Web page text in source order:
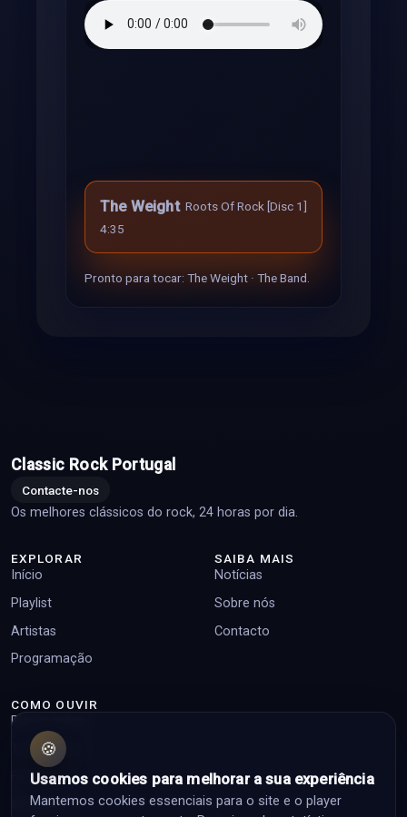
The Weight Roots Of Rock [Disc 1]
4:35
Pronto para tocar: The Weight · The Band.
Classic Rock Portugal
Contacte-nos
Os melhores clássicos do rock, 24 horas por dia.
EXPLORAR
Início
Playlist
Artistas
Programação
SAIBA MAIS
Notícias
Sobre nós
Contacto
COMO OUVIR
Player online
Top pedidos
Facebook
Instagram
🍪
Usamos cookies para melhorar a sua experiência
Mantemos cookies essenciais para o site e o player